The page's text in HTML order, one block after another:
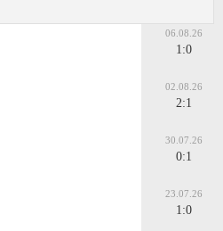
06.08.26
1:0
02.08.26
2:1
30.07.26
0:1
23.07.26
1:0